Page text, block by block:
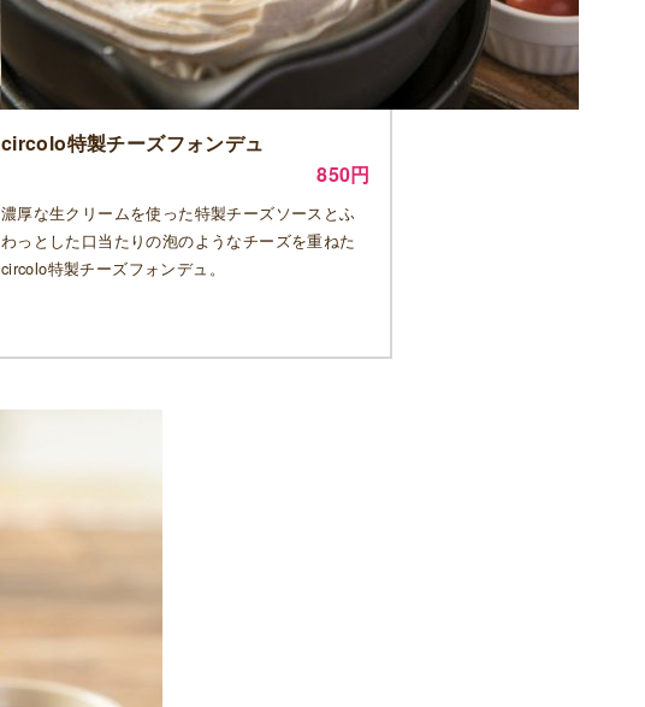
circolo特製チーズフォンデュ
850円
濃厚な生クリームを使った特製チーズソースとふ
わっとした口当たりの泡のようなチーズを重ねた
circolo特製チーズフォンデュ。